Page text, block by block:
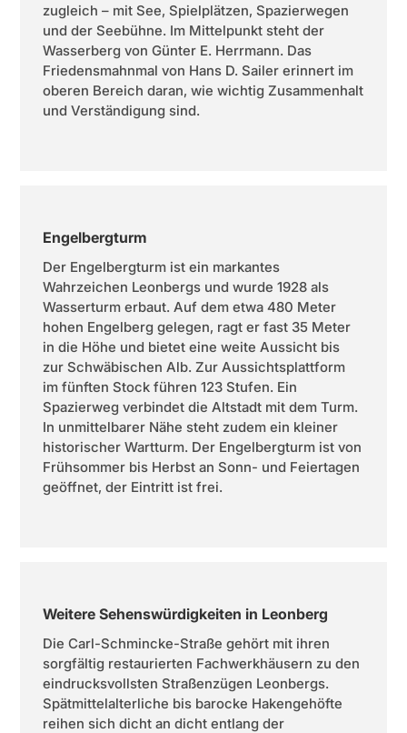
zugleich – mit See, Spielplätzen, Spazierwegen
und der Seebühne. Im Mittelpunkt steht der
Wasserberg von Günter E. Herrmann. Das
Friedensmahnmal von Hans D. Sailer erinnert im
oberen Bereich daran, wie wichtig Zusammenhalt
und Verständigung sind.
Engelbergturm
Der Engelbergturm ist ein markantes
Wahrzeichen Leonbergs und wurde 1928 als
Wasserturm erbaut. Auf dem etwa 480 Meter
hohen Engelberg gelegen, ragt er fast 35 Meter
in die Höhe und bietet eine weite Aussicht bis
zur Schwäbischen Alb. Zur Aussichtsplattform
im fünften Stock führen 123 Stufen. Ein
Spazierweg verbindet die Altstadt mit dem Turm.
In unmittelbarer Nähe steht zudem ein kleiner
historischer Wartturm. Der Engelbergturm ist von
Frühsommer bis Herbst an Sonn- und Feiertagen
geöffnet, der Eintritt ist frei.
Weitere Sehenswürdigkeiten in Leonberg
Die Carl-Schmincke-Straße gehört mit ihren
sorgfältig restaurierten Fachwerkhäusern zu den
eindrucksvollsten Straßenzügen Leonbergs.
Spätmittelalterliche bis barocke Hakengehöfte
reihen sich dicht an dicht entlang der